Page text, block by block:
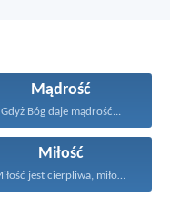
Mądrość
Gdyż Bóg daje mądrość...
Miłość
Miłość jest cierpliwa, miłość...